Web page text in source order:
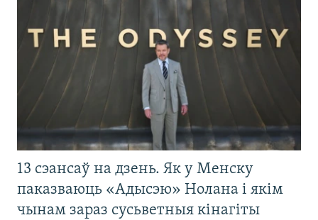
13 сэансаў на дзень. Як у Менску
паказваюць «Адысэю» Нолана і якім
чынам зараз сусьветныя кінагіты